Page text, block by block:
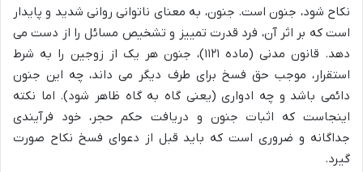
نکاح شود، جنون است. جنون، به معنای ناتوانی روانی شدید و پایدار
است که بر اثر آن، فرد قدرت تمییز و تشخیص مسائل را از دست می
دهد. قانون مدنی (ماده ۱۱۲۱)، جنون هر یک از زوجین را به شرط
استقرار، موجب حق فسخ برای طرف دیگر می داند، چه این جنون
دائمی باشد و چه ادواری (یعنی گاه به گاه ظاهر شود). اما نکته
اینجاست که اثبات جنون و دریافت حکم حجر، خود فرآیندی
جداگانه و ضروری است که باید قبل از دعوای فسخ نکاح صورت
گیرد.